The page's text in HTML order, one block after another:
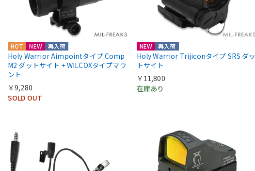
HOT NEW 再入荷
Holy Warrior Aimpointタイプ Comp
M2 ダットサイト + WILCOXタイプマウ
ント
￥9,280
SOLD OUT
NEW 再入荷
Holy Warrior Trijiconタイプ SRS ダッ
トサイト
￥11,800
在庫あり